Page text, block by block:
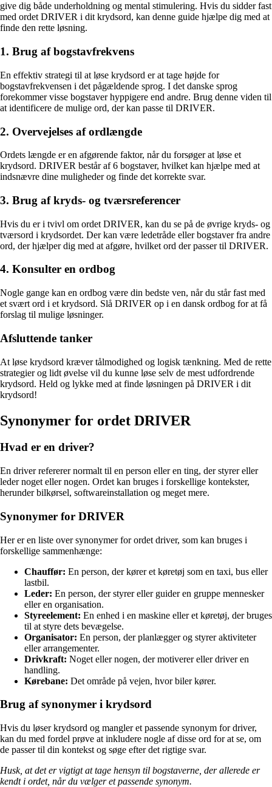
give dig både underholdning og mental stimulering. Hvis du sidder fast
med ordet DRIVER i dit krydsord, kan denne guide hjælpe dig med at
finde den rette løsning.
1. Brug af bogstavfrekvens
En effektiv strategi til at løse krydsord er at tage højde for
bogstavfrekvensen i det pågældende sprog. I det danske sprog
forekommer visse bogstaver hyppigere end andre. Brug denne viden til
at identificere de mulige ord, der kan passe til DRIVER.
2. Overvejelses af ordlængde
Ordets længde er en afgørende faktor, når du forsøger at løse et
krydsord. DRIVER består af 6 bogstaver, hvilket kan hjælpe med at
indsnævre dine muligheder og finde det korrekte svar.
3. Brug af kryds- og tværsreferencer
Hvis du er i tvivl om ordet DRIVER, kan du se på de øvrige kryds- og
tværsord i krydsordet. Der kan være ledetråde eller bogstaver fra andre
ord, der hjælper dig med at afgøre, hvilket ord der passer til DRIVER.
4. Konsulter en ordbog
Nogle gange kan en ordbog være din bedste ven, når du står fast med
et svært ord i et krydsord. Slå DRIVER op i en dansk ordbog for at få
forslag til mulige løsninger.
Afsluttende tanker
At løse krydsord kræver tålmodighed og logisk tænkning. Med de rette
strategier og lidt øvelse vil du kunne løse selv de mest udfordrende
krydsord. Held og lykke med at finde løsningen på DRIVER i dit
krydsord!
Synonymer for ordet DRIVER
Hvad er en driver?
En driver refererer normalt til en person eller en ting, der styrer eller
leder noget eller nogen. Ordet kan bruges i forskellige kontekster,
herunder bilkørsel, softwareinstallation og meget mere.
Synonymer for DRIVER
Her er en liste over synonymer for ordet driver, som kan bruges i
forskellige sammenhænge:
Chauffør: En person, der kører et køretøj som en taxi, bus eller
lastbil.
Leder: En person, der styrer eller guider en gruppe mennesker
eller en organisation.
Styreelement: En enhed i en maskine eller et køretøj, der bruges
til at styre dets bevægelse.
Organisator: En person, der planlægger og styrer aktiviteter
eller arrangementer.
Drivkraft: Noget eller nogen, der motiverer eller driver en
handling.
Kørebane: Det område på vejen, hvor biler kører.
Brug af synonymer i krydsord
Hvis du løser krydsord og mangler et passende synonym for driver,
kan du med fordel prøve at inkludere nogle af disse ord for at se, om
de passer til din kontekst og søge efter det rigtige svar.
Husk, at det er vigtigt at tage hensyn til bogstaverne, der allerede er
kendt i ordet, når du vælger et passende synonym.